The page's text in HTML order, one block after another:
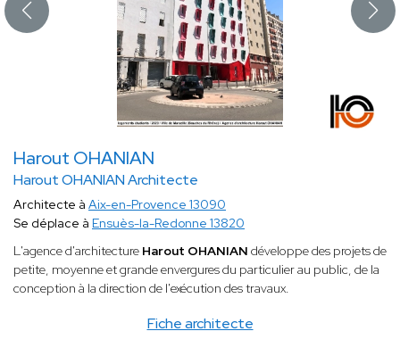
Harout OHANIAN
Harout OHANIAN Architecte
Fiche architecte
Architecte à Aix-en-Provence 13090
Se déplace à Ensuès-la-Redonne 13820
L'agence d'architecture Harout OHANIAN développe des projets de
petite, moyenne et grande envergures du particulier au public, de la
conception à la direction de l'exécution des travaux.